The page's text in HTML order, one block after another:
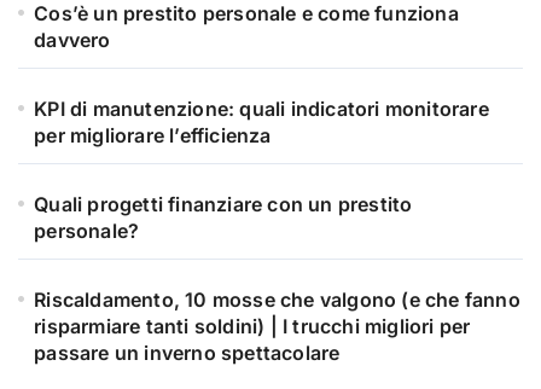
Cos’è un prestito personale e come funziona
davvero
KPI di manutenzione: quali indicatori monitorare
per migliorare l’efficienza
Quali progetti finanziare con un prestito
personale?
Riscaldamento, 10 mosse che valgono (e che fanno
risparmiare tanti soldini) | I trucchi migliori per
passare un inverno spettacolare